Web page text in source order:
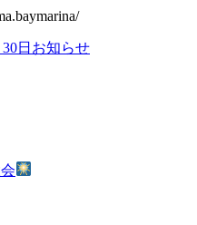
日 カ
お知らせ